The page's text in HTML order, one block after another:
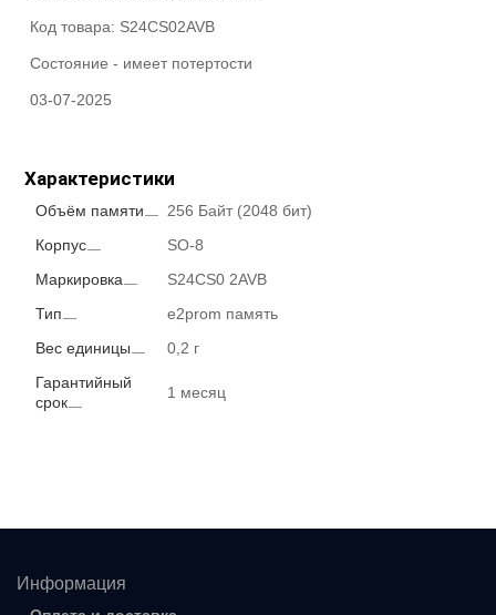
Код товара: S24CS02AVB
Состояние - имеет потертости
03-07-2025
Характеристики
Объём памяти
256 Байт (2048 бит)
Корпус
SO-8
Маркировка
S24CS0 2AVB
Тип
e2prom память
Вес единицы
0,2 г
Гарантийный
срок
1 месяц
Информация